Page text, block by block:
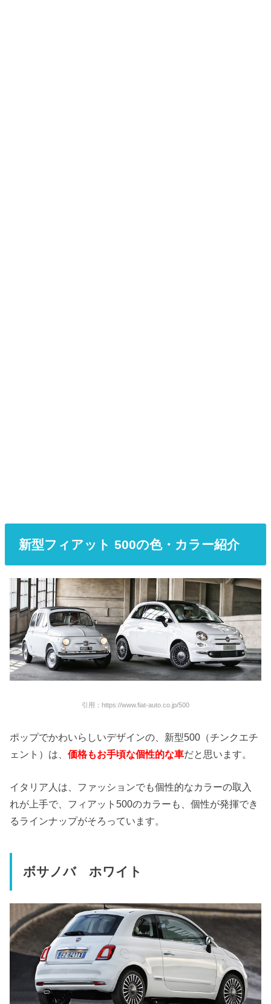
新型フィアット 500の色・カラー紹介
引用：https://www.fiat-auto.co.jp/500
ポップでかわいらしいデザインの、新型500（チンクエチ
ェント）は、価格もお手頃な個性的な車だと思います。
イタリア人は、ファッションでも個性的なカラーの取入
れが上手で、フィアット500のカラーも、個性が発揮でき
るラインナップがそろっています。
ボサノバ ホワイト